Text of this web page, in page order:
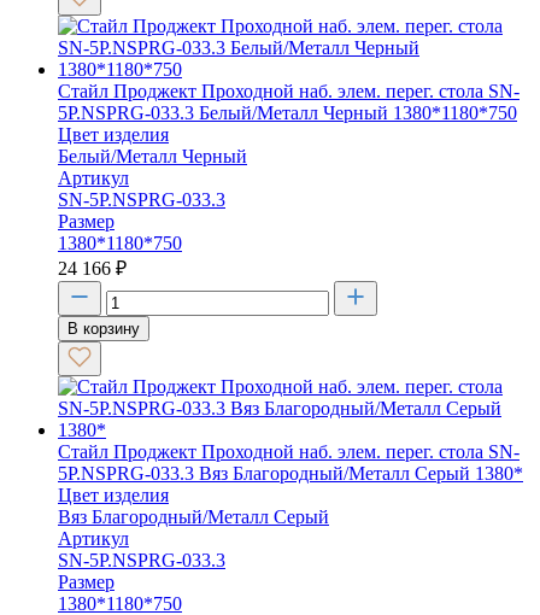
Стайл Проджект Проходной наб. элем. перег. стола SN-
5P.NSPRG-033.3 Белый/Металл Черный 1380*1180*750
Цвет изделия
Белый/Металл Черный
Артикул
SN-5P.NSPRG-033.3
Размер
1380*1180*750
24 166 ₽
В корзину
Стайл Проджект Проходной наб. элем. перег. стола SN-
5P.NSPRG-033.3 Вяз Благородный/Металл Серый 1380*
Цвет изделия
Вяз Благородный/Металл Серый
Артикул
SN-5P.NSPRG-033.3
Размер
1380*1180*750